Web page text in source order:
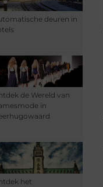
deuren in
de Wereld van
in
het